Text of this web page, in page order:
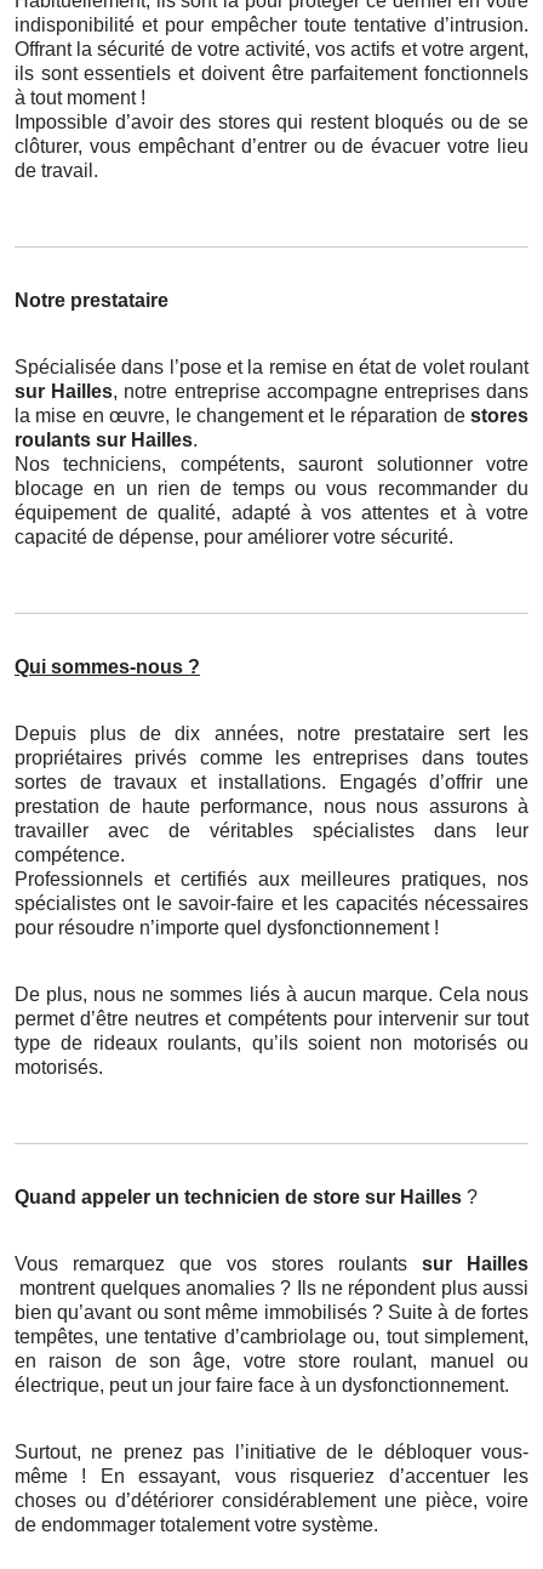
indisponibilité et pour empêcher toute tentative d’intrusion.
Offrant la sécurité de votre activité, vos actifs et votre argent,
ils sont essentiels et doivent être parfaitement fonctionnels
à tout moment !
Impossible d’avoir des stores qui restent bloqués ou de se
clôturer, vous empêchant d’entrer ou de évacuer votre lieu
de travail.
Notre prestataire
Spécialisée dans l’pose et la remise en état de volet roulant
sur Hailles, notre entreprise accompagne entreprises dans
la mise en œuvre, le changement et le réparation de stores
roulants sur Hailles.
Nos techniciens, compétents, sauront solutionner votre
blocage en un rien de temps ou vous recommander du
équipement de qualité, adapté à vos attentes et à votre
capacité de dépense, pour améliorer votre sécurité.
Qui sommes-nous ?
Depuis plus de dix années, notre prestataire sert les
propriétaires privés comme les entreprises dans toutes
sortes de travaux et installations. Engagés d’offrir une
prestation de haute performance, nous nous assurons à
travailler avec de véritables spécialistes dans leur
compétence.
Professionnels et certifiés aux meilleures pratiques, nos
spécialistes ont le savoir-faire et les capacités nécessaires
pour résoudre n’importe quel dysfonctionnement !
De plus, nous ne sommes liés à aucun marque. Cela nous
permet d’être neutres et compétents pour intervenir sur tout
type de rideaux roulants, qu’ils soient non motorisés ou
motorisés.
Quand appeler un technicien de store sur Hailles ?
Vous remarquez que vos stores roulants sur Hailles
montrent quelques anomalies ? Ils ne répondent plus aussi
bien qu’avant ou sont même immobilisés ? Suite à de fortes
tempêtes, une tentative d’cambriolage ou, tout simplement,
en raison de son âge, votre store roulant, manuel ou
électrique, peut un jour faire face à un dysfonctionnement.
Surtout, ne prenez pas l’initiative de le débloquer vous-
même ! En essayant, vous risqueriez d’accentuer les
choses ou d’détériorer considérablement une pièce, voire
de endommager totalement votre système.